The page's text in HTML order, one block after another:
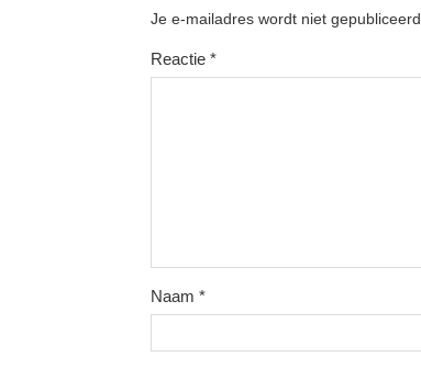
Je e-mailadres wordt niet gepubliceerd.
Reactie *
Naam *